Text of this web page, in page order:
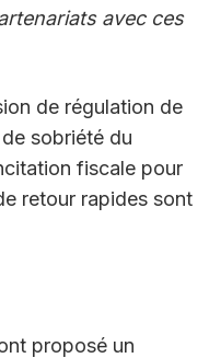
avec ces
de régulation de
sobriété du
fiscale pour
retour rapides sont
proposé un